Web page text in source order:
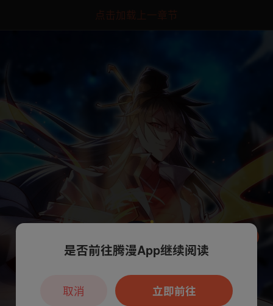
点击加载上一章节
本章节仅支持App阅读，可打开App新用
户7天免费看
是否前往腾漫App继续阅读
立即前往
取消